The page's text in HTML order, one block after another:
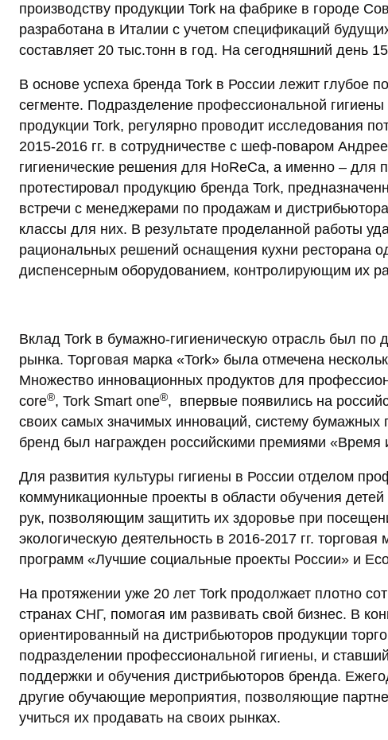
производству продукции Tork на фабрике в городе
разработана в Италии с учетом спецификаций
составляет 20 тыс.тонн в год. На сегодняшний день
В основе успеха бренда Tork в России лежит глубое
сегменте. Подразделение профессиональной
продукции Tork, регулярно проводит исследования
2015-2016 гг. в сотрудничестве с шеф-поваром
гигиенические решения для HoReCa, а именно –
протестировал продукцию бренда Tork,
встречи с менеджерами по продажам и
классы для них. В результате проделанной работы
рациональных решений оснащения кухни ресторана
диспенсерным оборудованием, контролирующим их
Вклад Tork в бумажно-гигиеническую отрасль был по
рынка. Торговая марка «Tork» была отмечена
Множество инновационных продуктов для
core®, Tork Smart one®, впервые появились на
своих самых значимых инноваций, систему
бренд был награжден российскими премиями «Время
Для развития культуры гигиены в России отделом
коммуникационные проекты в области обучения
рук, позволяющим защитить их здоровье при
экологическую деятельность в 2016-2017 гг.
программ «Лучшие социальные проекты России» и
На протяжении уже 20 лет Tork продолжает плотно
странах СНГ, помогая им развивать свой бизнес. В
ориентированный на дистрибьюторов продукции
подразделении профессиональной гигиены, и
поддержки и обучения дистрибьюторов бренда.
другие обучающие мероприятия, позволяющие
учиться их продавать на своих рынках.